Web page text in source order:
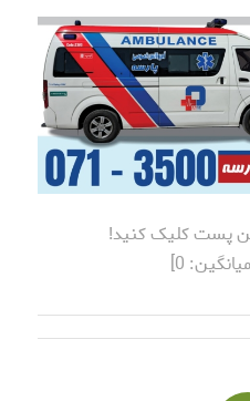
پست کلیک کنید!
میانگین: 0
]